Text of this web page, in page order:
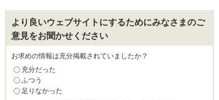
より良いウェブサイトにするためにみなさまのご
意見をお聞かせください
お求めの情報は充分掲載されていましたか？
充分だった
ふつう
足りなかった